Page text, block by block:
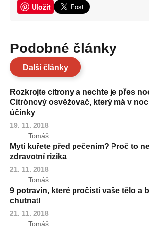
Uložit
Podobné články
Další články
Rozkrojte citrony a nechte je přes
Citrónový osvěžovač, který má v
účinky
19. 11. 2018
Tomáš
Mytí kuřete před pečením? Proč to
zdravotní rizika
21. 11. 2018
Tomáš
9 potravin, které pročistí vaše tělo a
chutnat!
21. 11. 2018
Tomáš